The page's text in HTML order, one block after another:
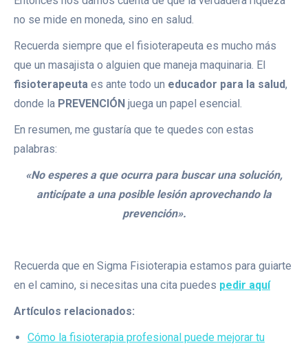
no se mide en moneda, sino en salud.
Recuerda siempre que el fisioterapeuta es mucho más
que un masajista o alguien que maneja maquinaria. El
fisioterapeuta es ante todo un educador para la salud,
donde la PREVENCIÓN juega un papel esencial.
En resumen, me gustaría que te quedes con estas
palabras:
«No esperes a que ocurra para buscar una solución,
anticípate a una posible lesión aprovechando la
prevención».
Recuerda que en Sigma Fisioterapia estamos para guiarte
en el camino, si necesitas una cita puedes pedir aquí
Artículos relacionados:
Cómo la fisioterapia profesional puede mejorar tu